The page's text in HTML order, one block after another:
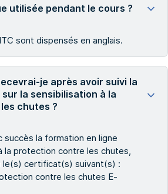
utilisée pendant le cours ?
sont dispensés en anglais.
je après avoir suivi la
la sensibilisation à la
chutes ?
succès la formation en ligne
la protection contre les chutes,
le(s) certificat(s) suivant(s) :
contre les chutes E-